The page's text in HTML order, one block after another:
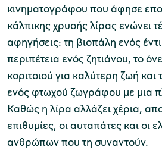
κινηματογράφου που άφησε
κάλπικης χρυσής λίρας ενώνει
αφηγήσεις: τη βιοπάλη ενός
περιπέτεια ενός ζητιάνου, το
κοριτσιού για καλύτερη ζωή και
ενός φτωχού ζωγράφου με μια
Καθώς η λίρα αλλάζει χέρια,
επιθυμίες, οι αυταπάτες και οι
ανθρώπων που τη συναντούν.